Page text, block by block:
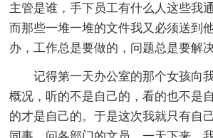
主管是谁，手下员工有什么人这些我
而那些一堆一堆的文件我又必须送到
办，工作总是要做的，问题总是要解决
记得第一天办公室的那个女孩向
概况，听的不是自己的，看的也不是
的才是自己的。于是这次我就只有自